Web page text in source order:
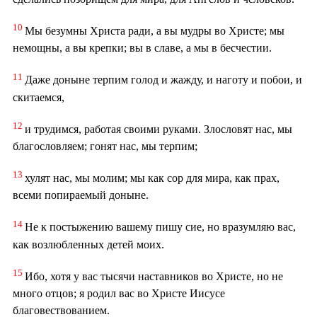
10 Мы безумны Христа ради, а вы мудры во Христе; мы
немощны, а вы крепки; вы в славе, а мы в бесчестии.
11 Даже доныне терпим голод и жажду, и наготу и побои, и
скитаемся,
12 и трудимся, работая своими руками. Злословят нас, мы
благословляем; гонят нас, мы терпим;
13 хулят нас, мы молим; мы как сор для мира, как прах,
всеми попираемый доныне.
14 Не к постыжению вашему пишу сие, но вразумляю вас,
как возлюбленных детей моих.
15 Ибо, хотя у вас тысячи наставников во Христе, но не
много отцов; я родил вас во Христе Иисусе
благовествованием.